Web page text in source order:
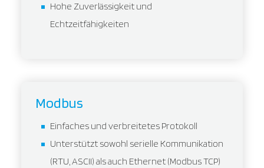
Hohe Zuverlässigkeit und
Echtzeitfähigkeiten
Modbus
Einfaches und verbreitetes Protokoll
Unterstützt sowohl serielle Kommunikation
(RTU, ASCII) als auch Ethernet (Modbus TCP)